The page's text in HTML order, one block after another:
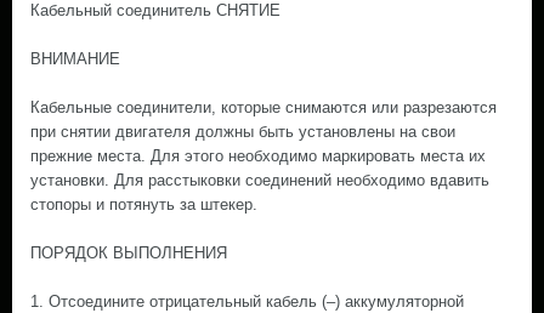
Кабельный соединитель СНЯТИЕ
ВНИМАНИЕ
Кабельные соединители, которые снимаются или разрезаются
при снятии двигателя должны быть установлены на свои
прежние места. Для этого необходимо маркировать места их
установки. Для расстыковки соединений необходимо вдавить
стопоры и потянуть за штекер.
ПОРЯДОК ВЫПОЛНЕНИЯ
1. Отсоедините отрицательный кабель (–) аккумуляторной